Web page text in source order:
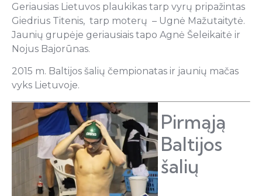
Geriausias Lietuvos plaukikas tarp vyrų pripažintas
Giedrius Titenis, tarp moterų – Ugnė Mažutaitytė.
Jaunių grupėje geriausiais tapo Agnė Šeleikaitė ir
Nojus Bajorūnas.
2015 m. Baltijos šalių čempionatas ir jaunių mačas
vyks Lietuvoje.
Pirmąją
Baltijos
šalių